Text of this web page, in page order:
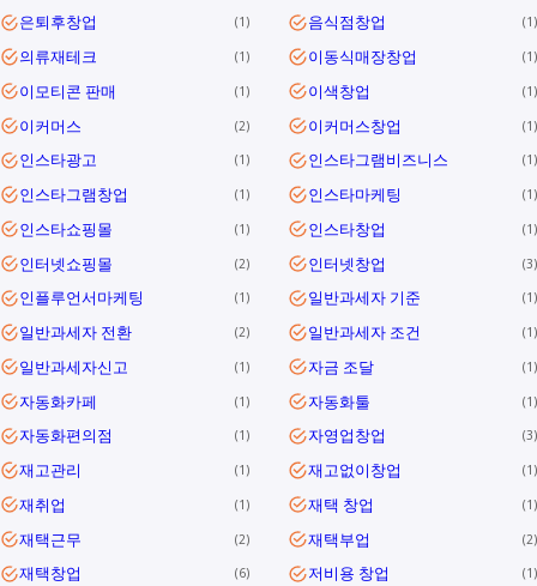
은퇴후창업 1 음식점창업 1
의류재테크 1 이동식매장창업 1
이모티콘 판매 1 이색창업 1
이커머스 2 이커머스창업 1
인스타광고 1 인스타그램비즈니스 1
인스타그램창업 1 인스타마케팅 1
인스타쇼핑몰 1 인스타창업 1
인터넷쇼핑몰 2 인터넷창업 3
인플루언서마케팅 1 일반과세자 기준 1
일반과세자 전환 2 일반과세자 조건 1
일반과세자신고 1 자금 조달 1
자동화카페 1 자동화툴 1
자동화편의점 1 자영업창업 3
재고관리 1 재고없이창업 1
재취업 1 재택 창업 1
재택근무 2 재택부업 2
재택창업 6 저비용 창업 1